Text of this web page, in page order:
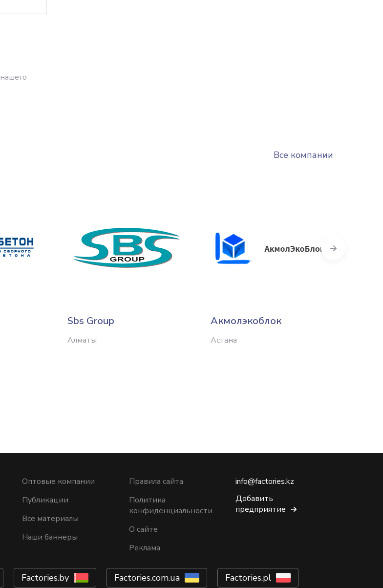
нашего
Все компании
Sbs Group
Алматы
Акмолэкоблок
Астана
Оптовые компании
Публикации
Все материалы
Наши баннеры
Правила сайта
Политика
конфиденциальности
О сайте
Реклама
info@factories.kz
Добавить
предприятие
Factories.by Factories.com.ua Factories.pl